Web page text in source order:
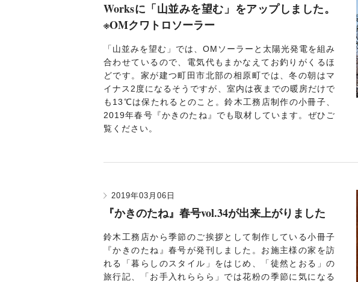
Worksに「山並みを望む」をアップしました。
※OMクワトロソーラー
「山並みを望む」 では、OMソーラーと太陽光発電を組み
合わせているので、電気代もまかなえてお釣りがくるほ
どです。家が建つ町田市北部の相原町では、冬の朝はマ
イナス2度になるそうですが、室内は夜までの暖房だけで
も13℃は保たれるとのこと。鈴木工務店制作の小冊子、
2019年春号『かきのたね』でも取材しています。ぜひご
覧ください。
『かきのたね』春号vol.34が出来上がりました
2019年03月06日
鈴木工務店から季節のご挨拶として制作している小冊子
『かきのたね』春号が発刊しました。お施主様の家を訪
れる「暮らしのスタイル」をはじめ、「徒然とおる」の
旅行記、「お手入れららら」では花粉の季節に気になる